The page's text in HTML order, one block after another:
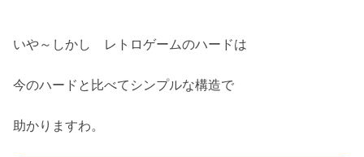
いや～しかし レトロゲームのハードは
今のハードと比べてシンプルな構造で
助かりますわ。